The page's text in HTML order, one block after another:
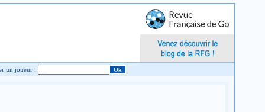
Chercher un joueur :